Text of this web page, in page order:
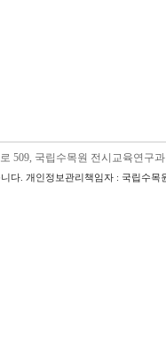
509, 국립수목원 전시교육연구
다. 개인정보관리책임자 : 국립수목